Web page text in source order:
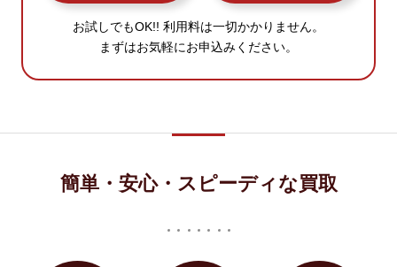
お試しでもOK!! 利用料は一切かかりません。
まずはお気軽にお申込みください。
簡単・安心・スピーディな買取